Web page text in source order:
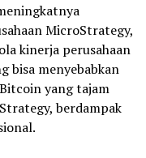
MicroStrategy,
kinerja perusahaan
bisa menyebabkan
yang tajam
berdampak